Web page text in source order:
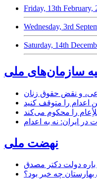
سازمان‌های ملی
و نقض حقوق زنان
را محکوم می‌کند
ایران: نه به اعدام
نهضت ملی
دولت دکتر مصدق